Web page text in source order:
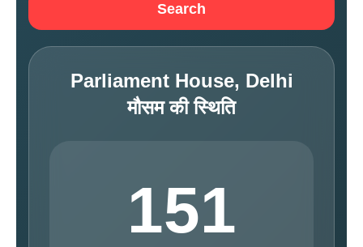
Search
Parliament House, Delhi
मौसम की स्थिति
151